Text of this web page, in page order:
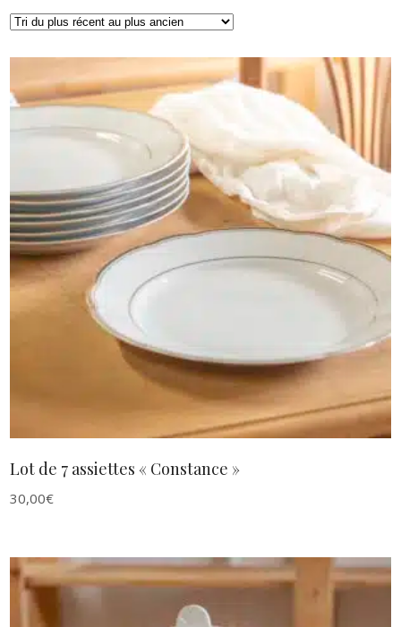
récent
plus
ancien
AJOUTER AU PANIER
Lot de 7 assiettes « Constance »
30,00€